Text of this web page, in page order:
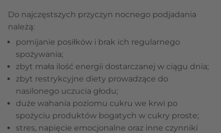
Do najczęstszych przyczyn nocnego podjadania
należą:
pomijanie posiłków i brak ich regularnego
spożywania;
zbyt mała ilość energii dostarczanej w ciągu dnia;
zbyt restrykcyjne diety prowadzące do
nasilonego uczucia głodu;
duże wahania poziomu cukru we krwi po
spożyciu produktów bogatych w cukry proste;
stres, napięcie emocjonalne oraz inne czynniki